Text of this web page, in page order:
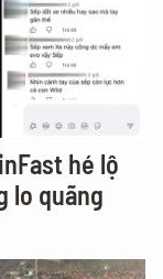
hé lộ
lo quãng